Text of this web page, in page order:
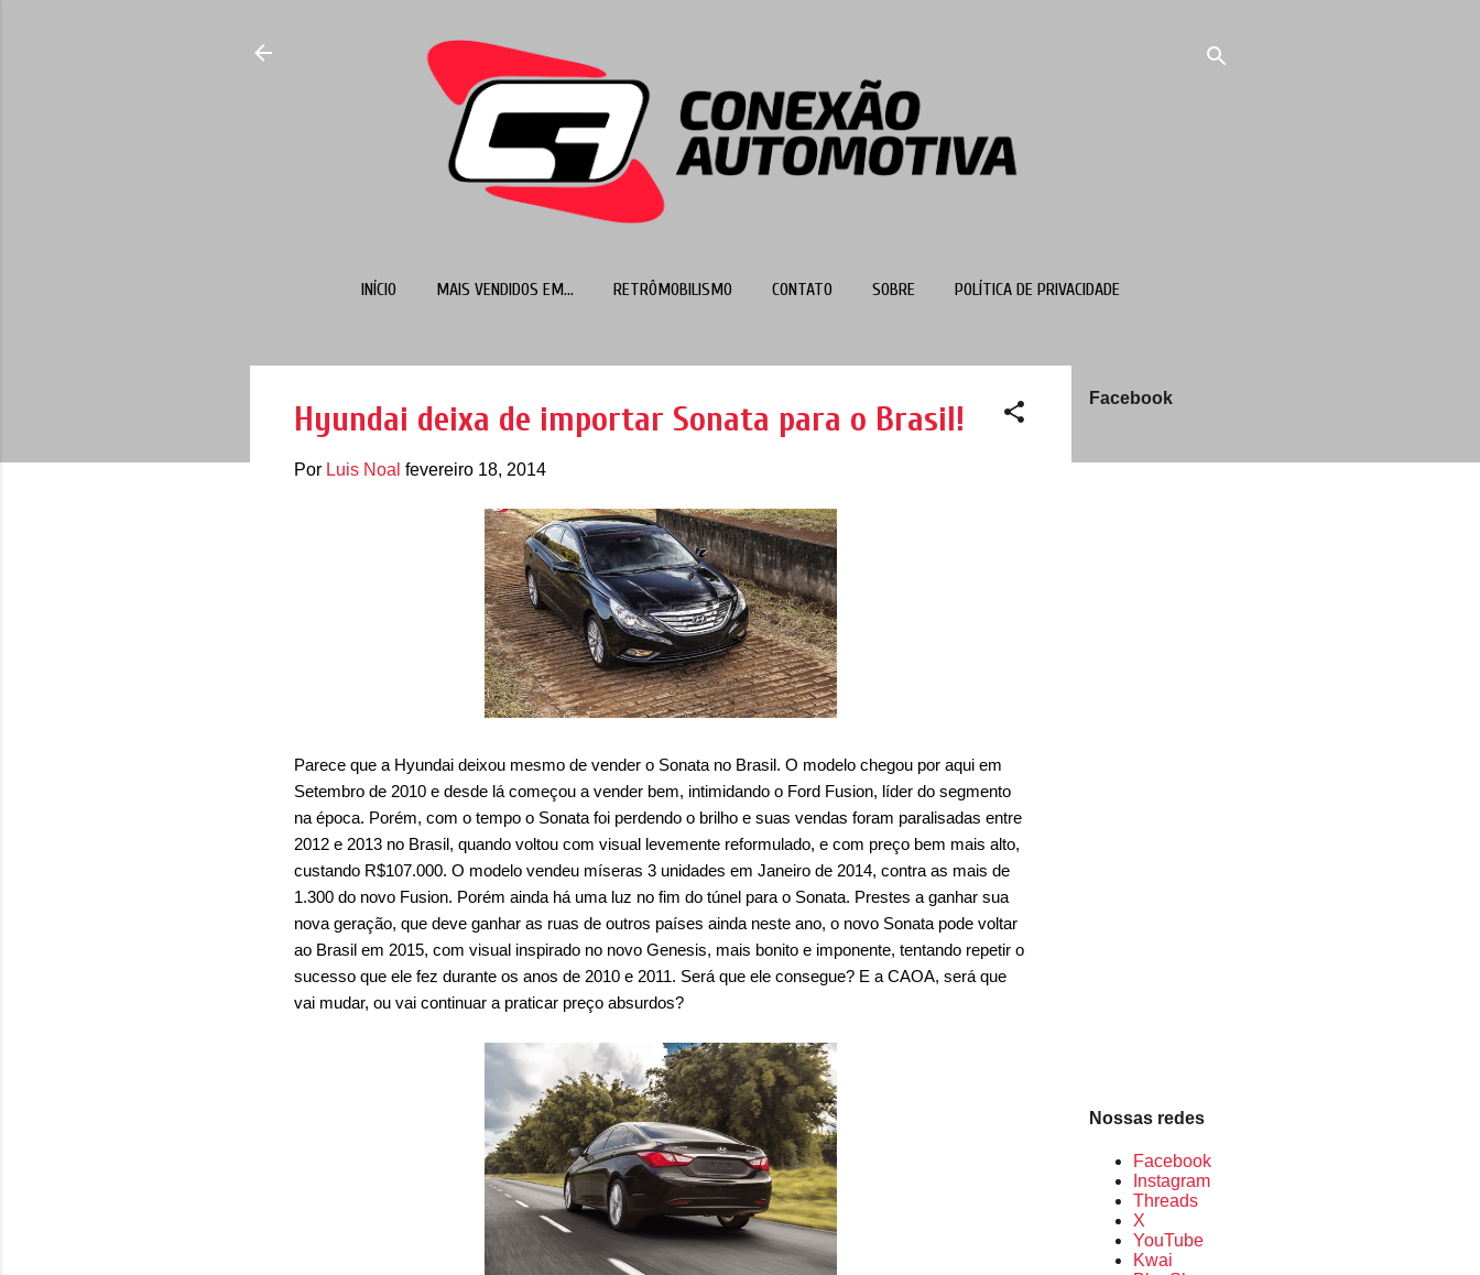
INÍCIO MAIS VENDIDOS EM... RETRÔMOBILISMO CONTATO SOBRE POLÍTICA DE PRIVACIDADE
Facebook
Nossas redes
Facebook
Instagram
Threads
X
YouTube
Kwai
Hyundai deixa de importar Sonata para o Brasil!
Por Luis Noal fevereiro 18, 2014
Parece que a Hyundai deixou mesmo de vender o Sonata no Brasil. O modelo chegou por aqui em
Setembro de 2010 e desde lá começou a vender bem, intimidando o Ford Fusion, líder do segmento
na época. Porém, com o tempo o Sonata foi perdendo o brilho e suas vendas foram paralisadas entre
2012 e 2013 no Brasil, quando voltou com visual levemente reformulado, e com preço bem mais alto,
custando R$107.000. O modelo vendeu míseras 3 unidades em Janeiro de 2014, contra as mais de
1.300 do novo Fusion. Porém ainda há uma luz no fim do túnel para o Sonata. Prestes a ganhar sua
nova geração, que deve ganhar as ruas de outros países ainda neste ano, o novo Sonata pode voltar
ao Brasil em 2015, com visual inspirado no novo Genesis, mais bonito e imponente, tentando repetir o
sucesso que ele fez durante os anos de 2010 e 2011. Será que ele consegue? E a CAOA, será que
vai mudar, ou vai continuar a praticar preço absurdos?